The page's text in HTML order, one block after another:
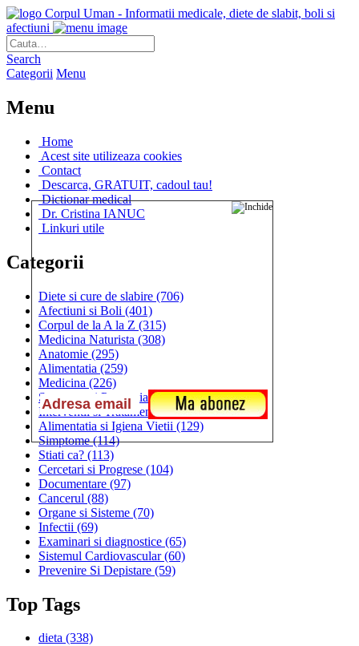
Corpul Uman - Informatii medicale, diete de slabit, boli si
afectiuni
Search
Categorii Menu
Menu
Home
Acest site utilizeaza cookies
Contact
Descarca, GRATUIT, cadoul tau!
Dictionar medical
Dr. Cristina IANUC
Linkuri utile
Categorii
Diete si cure de slabire (706)
Afectiuni si Boli (401)
Corpul de la A la Z (315)
Medicina Naturista (308)
Anatomie (295)
Alimentatia (259)
Medicina (226)
Sanatatea si Preventia(170)
Interventii si Tratamente(167)
Alimentatia si Igiena Vietii (129)
Simptome(114)
Stiati ca? (113)
Cercetari si Progrese (104)
Documentare (97)
Cancerul (88)
Organe si Sisteme (70)
Infectii (69)
Examinari si diagnostice (65)
Sistemul Cardiovascular(60)
Prevenire Si Depistare (59)
Top Tags
dieta (338)